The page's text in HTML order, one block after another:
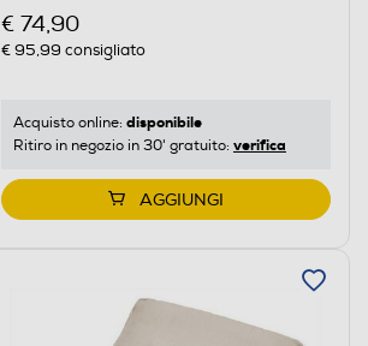
€ 74,90
€ 95,99 consigliato
Acquisto online: disponibile
Ritiro in negozio in 30' gratuito: verifica
AGGIUNGI